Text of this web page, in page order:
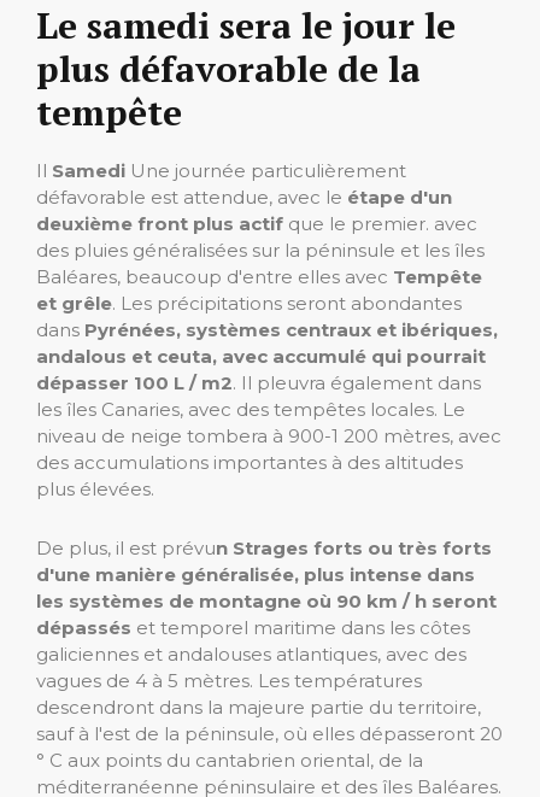
Le samedi sera le jour le
plus défavorable de la
tempête
Il Samedi Une journée particulièrement
défavorable est attendue, avec le étape d'un
deuxième front plus actif que le premier. avec
des pluies généralisées sur la péninsule et les îles
Baléares, beaucoup d'entre elles avec Tempête
et grêle. Les précipitations seront abondantes
dans Pyrénées, systèmes centraux et ibériques,
andalous et ceuta, avec accumulé qui pourrait
dépasser 100 L / m2. Il pleuvra également dans
les îles Canaries, avec des tempêtes locales. Le
niveau de neige tombera à 900-1 200 mètres, avec
des accumulations importantes à des altitudes
plus élevées.
De plus, il est prévun Strages forts ou très forts
d'une manière généralisée, plus intense dans
les systèmes de montagne où 90 km / h seront
dépassés et temporel maritime dans les côtes
galiciennes et andalouses atlantiques, avec des
vagues de 4 à 5 mètres. Les températures
descendront dans la majeure partie du territoire,
sauf à l'est de la péninsule, où elles dépasseront 20
° C aux points du cantabrien oriental, de la
méditerranéenne péninsulaire et des îles Baléares.